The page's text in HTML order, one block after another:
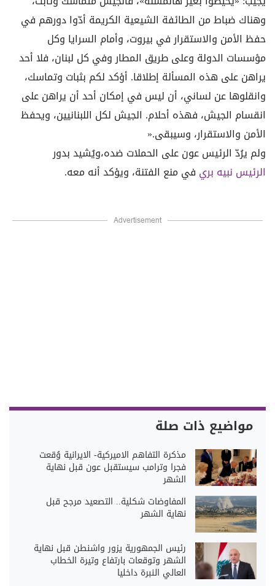
وهناك ضباط من الطائفة الشيعية الكريمة أدّوا دورهم في
حفظ الأمن والاستقرار في بيروت، وأمام السرايا وكل
مؤسسات الدولة وعلى طريق المطار وفي كل لبنان، فلا أحد
يراهن على هذه المسألة إطلاقا. أؤكد لكم بثبات وتماسك،
وانقلوها عن لساني، أن ليس في إمكان أحد أن يراهن على
انقسام الجيش، فهذه أحلام. الجيش لكل اللبنانيين، ويحفظ
الأمن والاستقرار، وسيبقى».
ولم يرُدّ الرئيس عون على الحملات ضده،ويُشيد بدور
الرئيس نبيه بري في منع الفتنة، ويؤكد أنه معه.
Advertisement
مواضيع ذات صلة
مذكرة التفاهم الاميركية- الايرانية وُقعت
فجرا وترامب سيستقبل عون قبل نهاية
الشهر
المفاوضات شكلية.. التصعيد مرجح قبل
نهاية الشهر
رئيس الجمهورية يزور واشنطن قبل نهاية
الشهر وتوقعات بارتفاع وتيرة الخطاب
العالي النبرة داخليا